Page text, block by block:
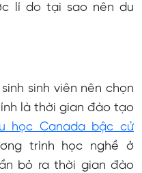
lí do tại sao nên du
sinh viên nên chọn
là thời gian đào tạo
học Canada bậc cử
trình học nghề ở
bỏ ra thời gian đào